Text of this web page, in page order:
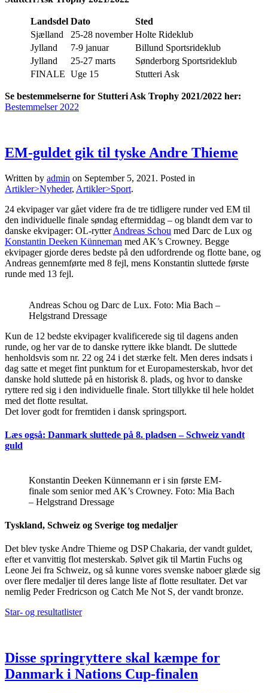
Landsdel Dato
Sted
Sjælland
25-28 november Holte Rideklub
Jylland
7-9 januar
Billund Sportsrideklub
Jylland
25-27 marts
Sønderborg Sportsrideklub
FINALE Uge 15 Stutteri Ask
Se bestemmelserne for Stutteri Ask Trophy 2021/2022 her:
Bestemmelser 2022
EM-guldet gik til tyske Andre Thieme
Written by admin on September 5, 2021 . Posted in
Artikler>Nyheder, Artikler>Sport.
24 ekvipager var gået videre fra de tre tidligere runder ved EM til
den individuelle finale søndag eftermiddag – og blandt dem var to
danske ekvipager: OL-rytterAndreas Schou med Darc de Lux og
Konstantin Deeken Künneman med AK’s Crowney. Begge
ekvipager gjorde deres bedste på den udfordrende og flotte bane, og
Andreas gennemførte med 8 fejl, mens Konstantin sluttede første
runde med 13 fejl.
Andreas Schou og Darc de Lux. Foto: Mia Bach –
Helgstrand Dressage
Kun de 12 bedste ekvipager kvalificerede sig til dagens anden
runde, og her var de to danske ryttere ikke blandt. De sluttede
henholdsvis som nr. 22 og 24 i det stærke felt. Men deres indsats i
dag satte et meget fint punktum for et Europamesterskab, hvor det
danske hold sluttede på en historisk 8. plads, og hvor to danske
ryttere red sig i den individuelle finale. Stort tillykke til hele holdet
med det flotte resultat.
Det lover godt for fremtiden i dansk springsport.
Læs også: Danmark sluttede på 8. pladsen – Schweiz vandt
guld
Konstantin Deeken Künnemann er i sin første EM-
finale som senior med AK’s Crowney. Foto: Mia Bach
– Helgstrand Dressage
Tyskland, Schweiz og Sverige tog medaljer
Det blev tyske Andre Thieme og DSP Chakaria, der vandt guldet,
efter et vanvittig flot mesterskab. Sølvet gik til Martin Fuchs og
Leone Jei fra Schweiz, og så kunne vores svenske naboer glæde sig
over flere medaljer til deres lange liste af flotte resultater. Det var
nemlig Peder Fredricson og Catch Me Not S, der vandt bronze.
Star- og resultatlister
Disse springryttere skal kæmpe for
Danmark i Nations Cup-finalen